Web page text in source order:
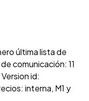
última lista de
comunicación: 11
id:
interna, M1 y